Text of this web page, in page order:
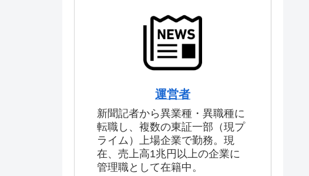
運営者
新聞記者から異業種・異職種に
転職し、複数の東証一部（現プ
ライム）上場企業で勤務。現
在、売上高1兆円以上の企業に
管理職として在籍中。